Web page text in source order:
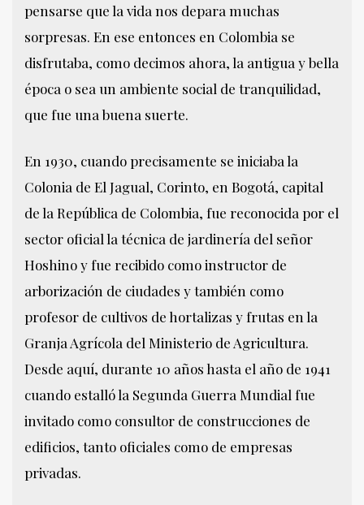
pensarse que la vida nos depara muchas
sorpresas. En ese entonces en Colombia se
disfrutaba, como decimos ahora, la antigua y bella
época o sea un ambiente social de tranquilidad,
que fue una buena suerte.
En 1930, cuando precisamente se iniciaba la
Colonia de El Jagual, Corinto, en Bogotá, capital
de la República de Colombia, fue reconocida por el
sector oficial la técnica de jardinería del señor
Hoshino y fue recibido como instructor de
arborización de ciudades y también como
profesor de cultivos de hortalizas y frutas en la
Granja Agrícola del Ministerio de Agricultura.
Desde aquí, durante 10 años hasta el año de 1941
cuando estalló la Segunda Guerra Mundial fue
invitado como consultor de construcciones de
edificios, tanto oficiales como de empresas
privadas.